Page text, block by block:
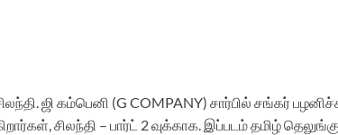
ஜி கம்பெனி (G COMPANY) சார்பில் சங்கர்
சிலந்தி – பார்ட் 2 வுக்காக. இப்படம் தமிழ்